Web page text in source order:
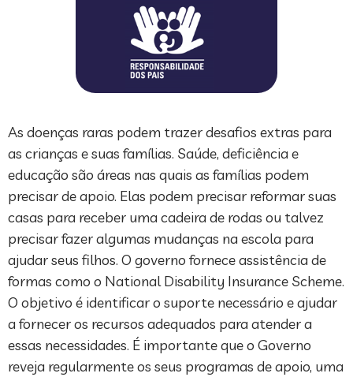
As doenças raras podem trazer desafios extras para
as crianças e suas famílias. Saúde, deficiência e
educação são áreas nas quais as famílias podem
precisar de apoio. Elas podem precisar reformar suas
casas para receber uma cadeira de rodas ou talvez
precisar fazer algumas mudanças na escola para
ajudar seus filhos. O governo fornece assistência de
formas como o National Disability Insurance Scheme.
O objetivo é identificar o suporte necessário e ajudar
a fornecer os recursos adequados para atender a
essas necessidades. É importante que o Governo
reveja regularmente os seus programas de apoio, uma